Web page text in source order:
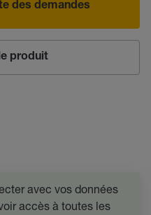
des demandes
produit
avec vos données
accès à toutes les